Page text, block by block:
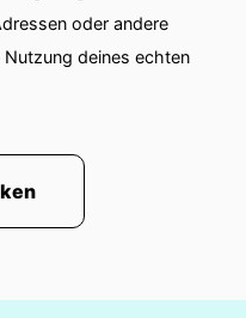
oder andere
deines echten